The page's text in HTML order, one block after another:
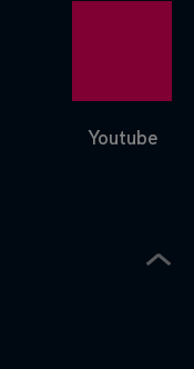
Youtube